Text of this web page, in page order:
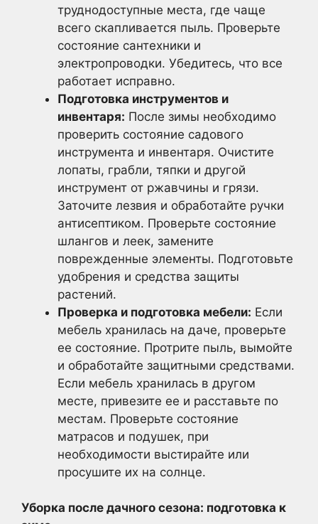
труднодоступные места, где чаще
всего скапливается пыль. Проверьте
состояние сантехники и
электропроводки. Убедитесь, что все
работает исправно.
Подготовка инструментов и
инвентаря: После зимы необходимо
проверить состояние садового
инструмента и инвентаря. Очистите
лопаты, грабли, тяпки и другой
инструмент от ржавчины и грязи.
Заточите лезвия и обработайте ручки
антисептиком. Проверьте состояние
шлангов и леек, замените
поврежденные элементы. Подготовьте
удобрения и средства защиты
растений.
Проверка и подготовка мебели: Если
мебель хранилась на даче, проверьте
ее состояние. Протрите пыль, вымойте
и обработайте защитными средствами.
Если мебель хранилась в другом
месте, привезите ее и расставьте по
местам. Проверьте состояние
матрасов и подушек, при
необходимости выстирайте или
просушите их на солнце.
Уборка после дачного сезона: подготовка к